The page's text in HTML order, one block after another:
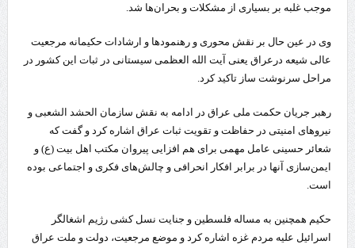
موجب غلبه بر بسیاری از مشکلات و بحران‌ها شد.
وی در عین حال بر نقش محوری و رهنمودها و ارشادات حکیمانه‌ مرجعیت
عالی شیعه درعراق یعنی آیت الله العظمی سیستانی در ثبات این کشور در
مراحل سرنوشت ساز تاکید کرد.
رهبر جریان حکمت ملی عراق در ادامه به نقش سازمان الحشد الشعبی و
نیروهای امنیتی در حفاظت و تقویت ثبات عراق اشاره کرد و گفت که
شعائر حسینی عامل مهمی برای هم افزایی پیروان مکتب اهل بیت (ع) و
ایمن‌سازی آنها در برابر افکار انحرافی و چالش‌های فکری و اجتماعی بوده
است.
حکیم همچنین به مساله فلسطین و جنایت نسل کشی رژیم اشغالگر
اسرائیل علیه مردم غزه اشاره کرد و موضع مرجعیت، دولت و ملت عراق